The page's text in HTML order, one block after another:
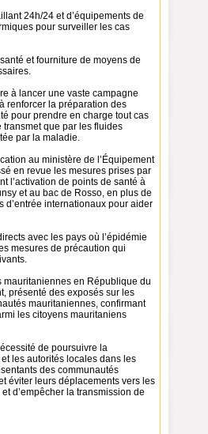
24h/24 et d’équipements de
pour surveiller les cas
et fourniture de moyens de
à lancer une vaste campagne
renforcer la préparation des
pour prendre en charge tout cas
que par les fluides
par la maladie.
au ministère de l’Équipement
en revue les mesures prises par
l’activation de points de santé à
et au bac de Rosso, en plus de
d’entrée internationaux pour aider
avec les pays où l’épidémie
mesures de précaution qui
mauritaniennes en République du
présenté des exposés sur les
mauritaniennes, confirmant
les citoyens mauritaniens
de poursuivre la
les autorités locales dans les
des communautés
éviter leurs déplacements vers les
d’empêcher la transmission de